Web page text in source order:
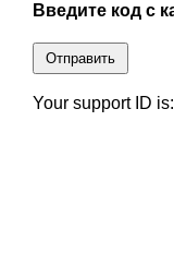
Введите код с
Отправить
Your support ID